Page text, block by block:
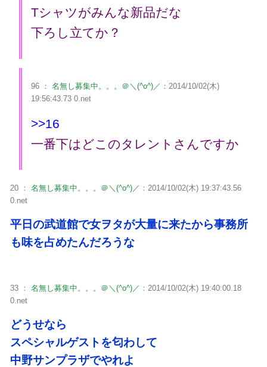
Tシャツがみんな新品だな
下ろし立てか？
96 ： 名無し募集中。。。＠＼(^o^)／ ：2014/10/02(木)
19:56:43.73 0.net
>>16
一番下はどこのタレントさんですか
20 ： 名無し募集中。。。＠＼(^o^)／ ：2014/10/02(木) 19:37:43.56
0.net
平日の武道館で女ヲタが大量に来たから事務所
も味を占めたんだろうな
33 ： 名無し募集中。。。＠＼(^o^)／ ：2014/10/02(木) 19:40:00.18
0.net
どうせなら
スペシャルゲストを匂わして
中野サンプラザでやれよ